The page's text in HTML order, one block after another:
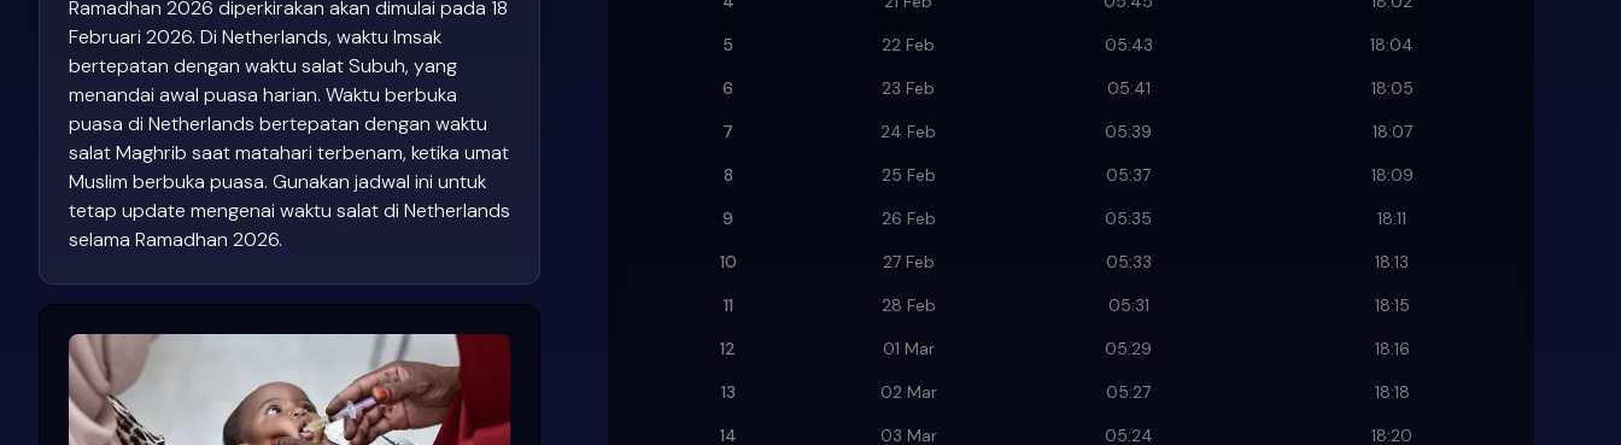
5
22 Feb 05:43
18:04
6
23 Feb 05:41
18:05
7
24 Feb 05:39
18:07
8
25 Feb 05:37
18:09
9
26 Feb 05:35
18:11
10
27 Feb 05:33
18:13
11
28 Feb 05:31
18:15
12
01 Mar 05:29
18:16
13
02 Mar 05:27
18:18
14
03 Mar 05:24
18:20
Ramadhan 2026 diperkirakan akan dimulai pada 18
Februari 2026. Di Netherlands, waktu Imsak
bertepatan dengan waktu salat Subuh, yang
menandai awal puasa harian. Waktu berbuka
puasa di Netherlands bertepatan dengan waktu
salat Maghrib saat matahari terbenam, ketika umat
Muslim berbuka puasa. Gunakan jadwal ini untuk
tetap update mengenai waktu salat di Netherlands
selama Ramadhan 2026.